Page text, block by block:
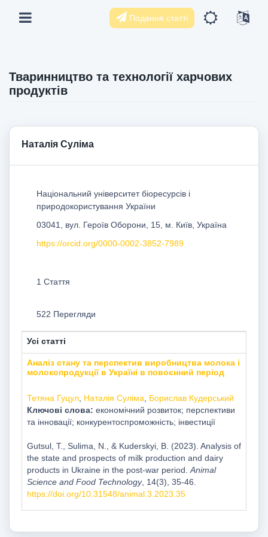
Подання статті
Тваринництво та технології харчових
продуктів
Наталія Суліма
Національний університет біоресурсів і
природокористування України
03041, вул. Героїв Oборони, 15, м. Київ, Україна
https://orcid.org/0000-0002-3852-7989
1 Стаття
522 Перегляди
Усі статті
Аналіз стану та перспектив виробництва молока і
молокопродукції в Україні в повоєнний період
Тетяна Гуцул, Наталія Суліма
Борислав Кудерський
Ключові слова: економічний розвиток; перспективи
та інновації; конкурентоспроможність; інвестиції
Gutsul, T., Sulima, N., & Kuderskyi, B. (2023). Analysis of
the state and prospects of milk production and dairy
products in Ukraine in the post-war period. Animal
Science and Food Technology, 14(3), 35-46.
https://doi.org/10.31548/animal.3.2023.35